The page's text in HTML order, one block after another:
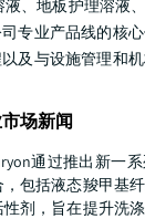
液、地板护理溶液
专业产品线的核
及与设施管理和
场新闻
通过推出新一
包括液态羧甲基
剂，旨在提升洗